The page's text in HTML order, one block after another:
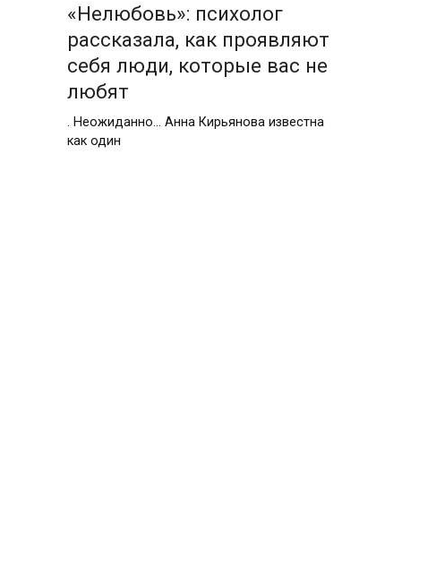
«Нелюбовь»: психолог
рассказала, как проявляют
себя люди, которые вас не
любят
. Неожиданно… Анна Кирьянова известна
как один